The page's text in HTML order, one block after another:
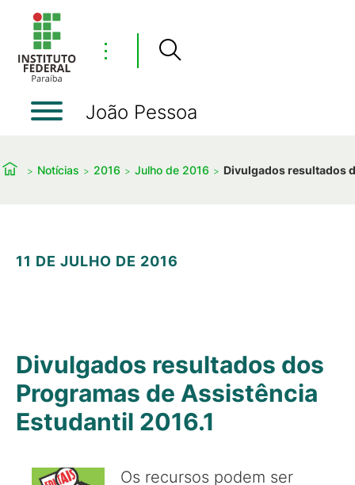
⋮
João Pessoa
Notícias 2016 Julho de 2016 Divulgados resultados
11 DE JULHO DE 2016
Divulgados resultados dos
Programas de Assistência
Estudantil 2016.1
Os recursos podem ser